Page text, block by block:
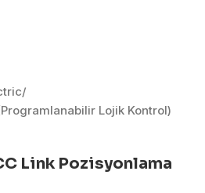
/
Lojik Kontrol)
Link Pozisyonlama